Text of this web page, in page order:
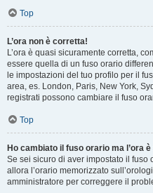
Top
L’ora non è corretta!
L’ora è quasi sicuramente corretta,
essere quella di un fuso orario
le impostazioni del tuo profilo per il
area, es. London, Paris, New York,
registrati possono cambiare il fuso
Top
Ho cambiato il fuso orario ma l’ora
Se sei sicuro di aver impostato il fuso
allora l’orario memorizzato
amministratore per correggere il